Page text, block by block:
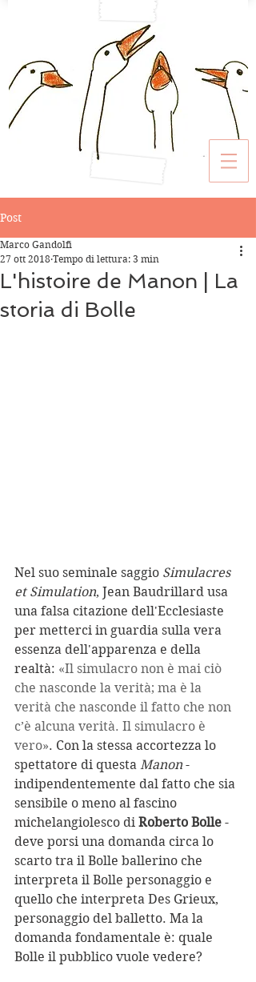
Post
L'histoire de Manon | La
storia di Bolle
Marco Gandolfi
27 ott 2018 Tempo di lettura: 3 min
Nel suo seminale saggio Simulacres
et Simulation, Jean Baudrillard usa
una falsa citazione dell'Ecclesiaste
per metterci in guardia sulla vera
essenza dell'apparenza e della
realtà: «Il simulacro non è mai ciò
che nasconde la verità; ma è la
verità che nasconde il fatto che non
c’è alcuna verità. Il simulacro è
vero». Con la stessa accortezza lo
spettatore di questa Manon -
indipendentemente dal fatto che sia
sensibile o meno al fascino
michelangiolesco di Roberto Bolle -
deve porsi una domanda circa lo
scarto tra il Bolle ballerino che
interpreta il Bolle personaggio e
quello che interpreta Des Grieux,
personaggio del balletto. Ma la
domanda fondamentale è: quale
Bolle il pubblico vuole vedere?